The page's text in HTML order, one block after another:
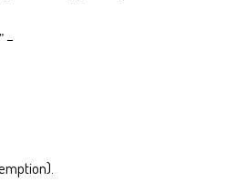
” –